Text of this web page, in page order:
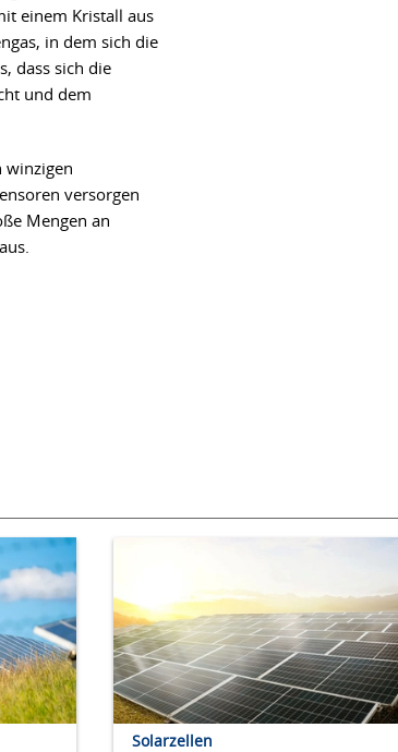
einem Kristall aus
in dem sich die
dass sich die
und dem
winzigen
versorgen
Mengen an
Solarzellen